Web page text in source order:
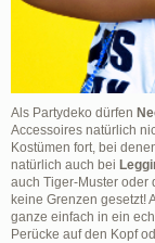
Als Partydeko dürfen
Accessoires natürlich
Kostümen fort, bei
natürlich auch bei
auch Tiger-Muster oder
keine Grenzen gesetzt!
ganze einfach in ein
Perücke auf den Kopf